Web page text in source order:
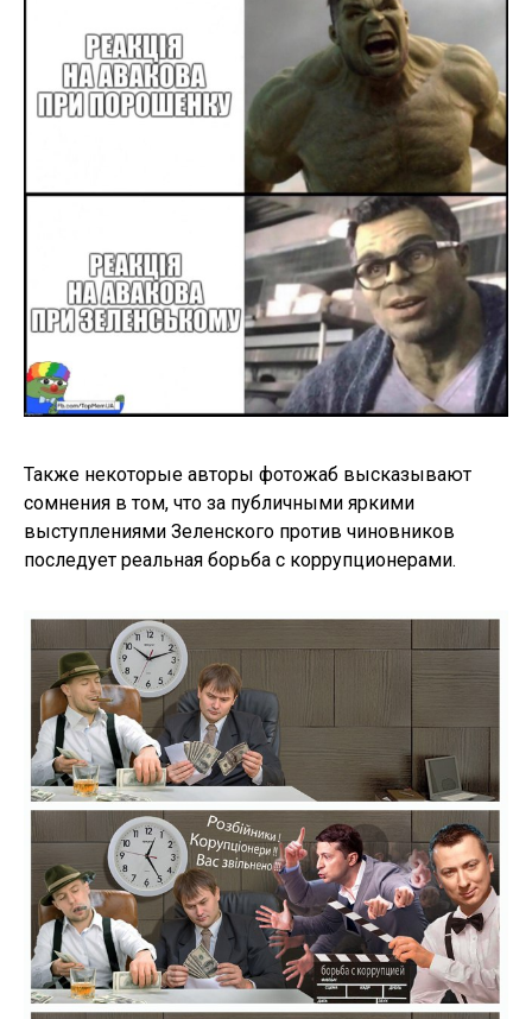
Также некоторые авторы фотожаб высказывают
сомнения в том, что за публичными яркими
выступлениями Зеленского против чиновников
последует реальная борьба с коррупционерами.